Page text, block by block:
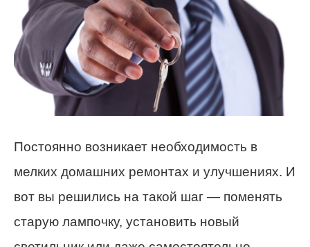
Постоянно возникает необходимость в
мелких домашних ремонтах и улучшениях. И
вот вы решились на такой шаг — поменять
старую лампочку, установить новый